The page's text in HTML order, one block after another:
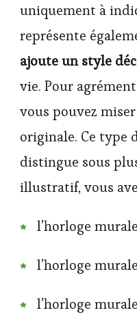
uniquement à
représente
ajoute un style
vie. Pour
vous pouvez
originale. Ce type
distingue sous
illustratif, vous
l’horloge
l’horloge
l’horloge